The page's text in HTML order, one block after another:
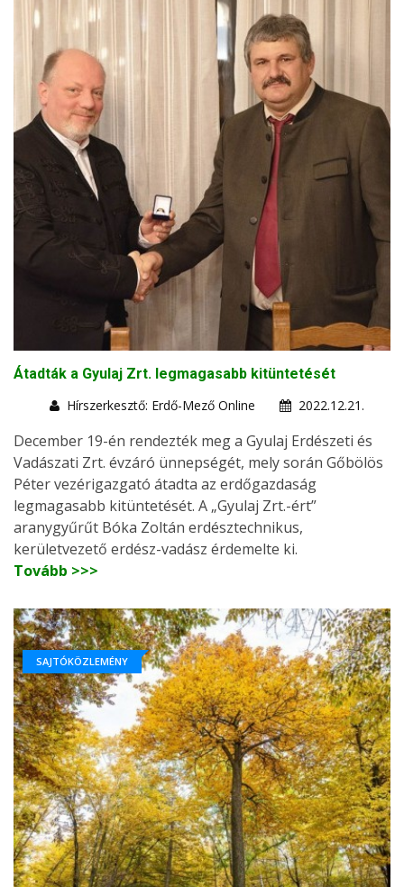
Átadták a Gyulaj Zrt. legmagasabb kitüntetését
Hírszerkesztő: Erdő-Mező Online
2022.12.21.
December 19-én rendezték meg a Gyulaj Erdészeti és
Vadászati Zrt. évzáró ünnepségét, mely során Gőbölös
Péter vezérigazgató átadta az erdőgazdaság
legmagasabb kitüntetését. A „Gyulaj Zrt.-ért”
aranygyűrűt Bóka Zoltán erdésztechnikus,
kerületvezető erdész-vadász érdemelte ki.
Tovább >>>
SAJTÓKÖZLEMÉNY